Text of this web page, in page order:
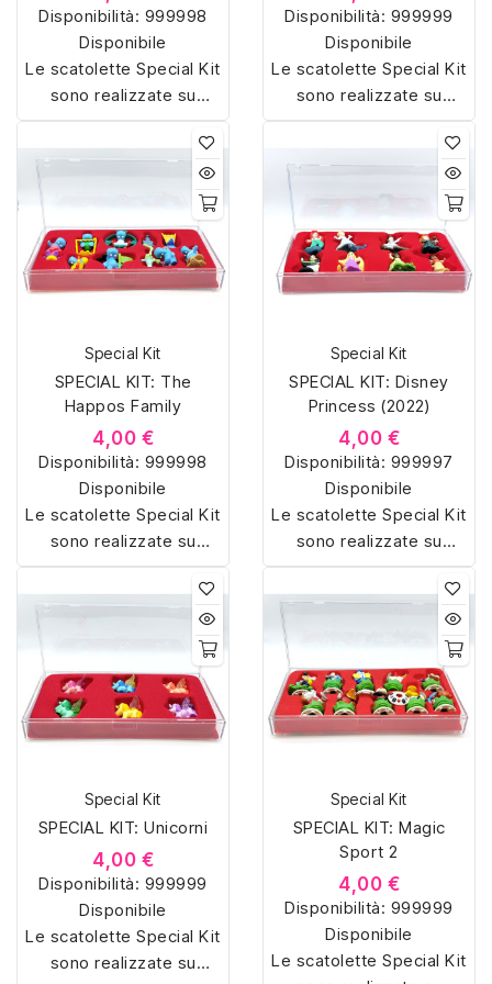
Disponibilità: 999998
Disponibile
Le scatolette Special Kit
sono realizzate su
misura con materiali di
alta qualità, hanno un
interno sagomato in
vellutino rosso e offrono
soluzioni eleganti e
pratiche per organizzare
e mostrare la tua
Disponibilità: 999999
Disponibile
Le scatolette Special Kit
sono realizzate su
misura con materiali di
alta qualità, hanno un
interno sagomato in
vellutino rosso e offrono
soluzioni eleganti e
pratiche per organizzare
e mostrare la tua
Special Kit
SPECIAL KIT: The
Happos Family
4,00 €
Disponibilità: 999998
Disponibile
Le scatolette Special Kit
sono realizzate su
misura con materiali di
alta qualità, hanno un
interno sagomato in
vellutino rosso e offrono
soluzioni eleganti e
pratiche per organizzare
e mostrare la tua
Special Kit
SPECIAL KIT: Disney
Princess (2022)
4,00 €
Disponibilità: 999997
Disponibile
Le scatolette Special Kit
sono realizzate su
misura con materiali di
alta qualità, hanno un
interno sagomato in
vellutino rosso e offrono
soluzioni eleganti e
pratiche per organizzare
e mostrare la tua
Special Kit
SPECIAL KIT: Unicorni
4,00 €
Disponibilità: 999999
Disponibile
Le scatolette Special Kit
sono realizzate su
Special Kit
SPECIAL KIT: Magic
Sport 2
4,00 €
Disponibilità: 999999
Disponibile
Le scatolette Special Kit